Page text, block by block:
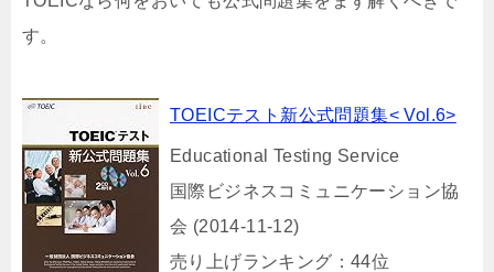
す。
TOEICテスト新公式問題集< Vol.6>
Educational Testing Service
国際ビジネスコミュニケーション協
会 (2014-11-12)
売り上げランキング：44位